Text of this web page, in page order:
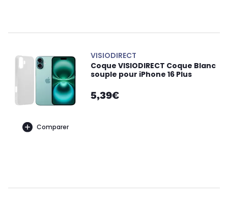
Comparer
VISIODIRECT
Coque VISIODIRECT Coque Blanc
souple pour iPhone 16 Plus
5,39€